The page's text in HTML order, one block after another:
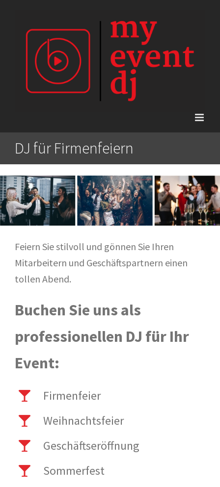
DJ für Firmenfeiern
Feiern Sie stilvoll und gönnen Sie Ihren
Mitarbeitern und Geschäftspartnern einen
tollen Abend.
Buchen Sie uns als
professionellen DJ für Ihr
Event:
Firmenfeier
Weihnachtsfeier
Geschäftseröffnung
Sommerfest